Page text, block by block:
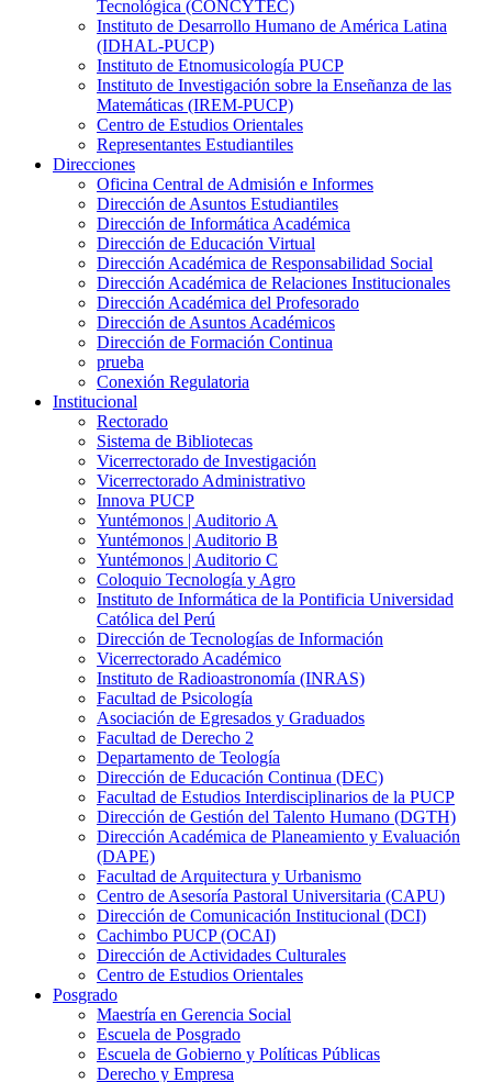
Tecnológica (CONCYTEC)
Instituto de Desarrollo Humano de América Latina
(IDHAL-PUCP)
Instituto de Etnomusicología PUCP
Instituto de Investigación sobre la Enseñanza de las
Matemáticas (IREM-PUCP)
Centro de Estudios Orientales
Representantes Estudiantiles
Direcciones
Oficina Central de Admisión e Informes
Dirección de Asuntos Estudiantiles
Dirección de Informática Académica
Dirección de Educación Virtual
Dirección Académica de Responsabilidad Social
Dirección Académica de Relaciones Institucionales
Dirección Académica del Profesorado
Dirección de Asuntos Académicos
Dirección de Formación Continua
prueba
Conexión Regulatoria
Institucional
Rectorado
Sistema de Bibliotecas
Vicerrectorado de Investigación
Vicerrectorado Administrativo
Innova PUCP
Yuntémonos | Auditorio A
Yuntémonos | Auditorio B
Yuntémonos | Auditorio C
Coloquio Tecnología y Agro
Instituto de Informática de la Pontificia Universidad
Católica del Perú
Dirección de Tecnologías de Información
Vicerrectorado Académico
Instituto de Radioastronomía (INRAS)
Facultad de Psicología
Asociación de Egresados y Graduados
Facultad de Derecho 2
Departamento de Teología
Dirección de Educación Continua (DEC)
Facultad de Estudios Interdisciplinarios de la PUCP
Dirección de Gestión del Talento Humano (DGTH)
Dirección Académica de Planeamiento y Evaluación
(DAPE)
Facultad de Arquitectura y Urbanismo
Centro de Asesoría Pastoral Universitaria (CAPU)
Dirección de Comunicación Institucional (DCI)
Cachimbo PUCP (OCAI)
Dirección de Actividades Culturales
Centro de Estudios Orientales
Posgrado
Maestría en Gerencia Social
Escuela de Posgrado
Escuela de Gobierno y Políticas Públicas
Derecho y Empresa